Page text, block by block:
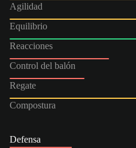
Agilidad
Equilibrio
Reacciones
Control del balón
Regate
Compostura
Defensa